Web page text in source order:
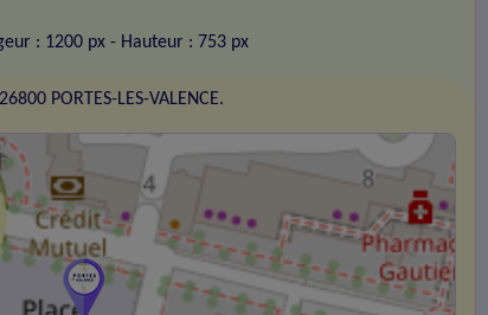
: 1200 px - Hauteur : 753 px
PORTES-LES-VALENCE.